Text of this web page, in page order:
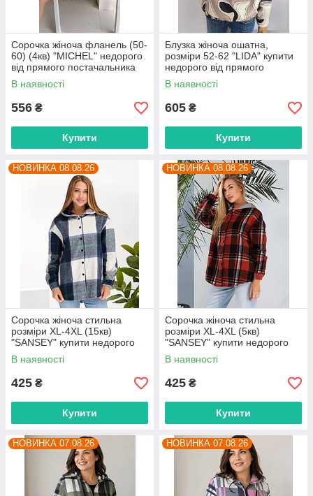
Сорочка жіноча фланель (50-
60) (4кв) "MICHEL" недорого
від прямого постачальника
В наявності
556 ₴
Купити
Блузка жіноча ошатна,
розміри 52-62 "LIDA" купити
недорого від прямого
постачальника
В наявності
605 ₴
Купити
НОВИНКА 08.08.26
Сорочка жіноча стильна
розміри XL-4XL (15кв)
"SANSEY" купити недорого
від прямого постачальника
В наявності
425 ₴
Купити
НОВИНКА 08.08.26
Сорочка жіноча стильна
розміри XL-4XL (5кв)
"SANSEY" купити недорого
від прямого постачальника
В наявності
425 ₴
Купити
НОВИНКА 07.08.26 НОВИНКА 07.08.26